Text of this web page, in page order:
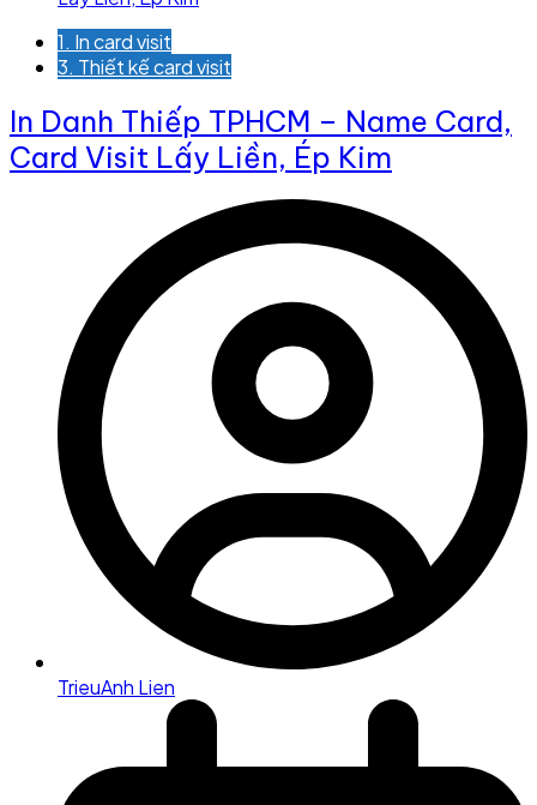
1. In card visit
3. Thiết kế card visit
In Danh Thiếp TPHCM – Name Card,
Card Visit Lấy Liền, Ép Kim
TrieuAnh Lien